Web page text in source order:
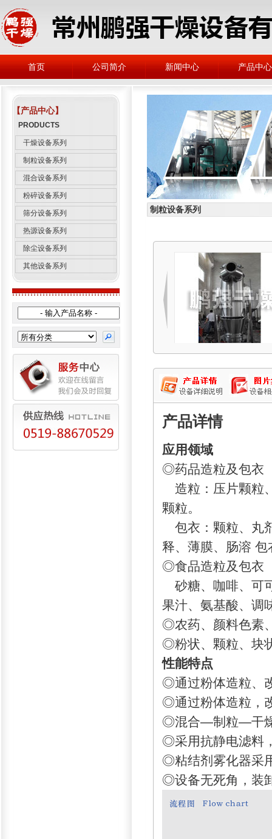
首页 公司简介 新闻中心 产品中心
【产品中心】
PRODUCTS
干燥设备系列
制粒设备系列
混合设备系列
粉碎设备系列
筛分设备系列
热源设备系列
除尘设备系列
其他设备系列
制粒设备系列
产品详情
应用领域
◎药品造粒及包衣
造粒：压片颗粒
颗粒。
包衣：颗粒、丸
释、薄膜、肠溶 包
◎食品造粒及包衣
砂糖、咖啡、可
果汁、氨基酸、调
◎农药、颜料色素
◎粉状、颗粒、块
性能特点
◎通过粉体造粒、
◎通过粉体造粒，
◎混合—制粒—干
◎采用抗静电滤料
◎粘结剂雾化器采
◎设备无死角，装